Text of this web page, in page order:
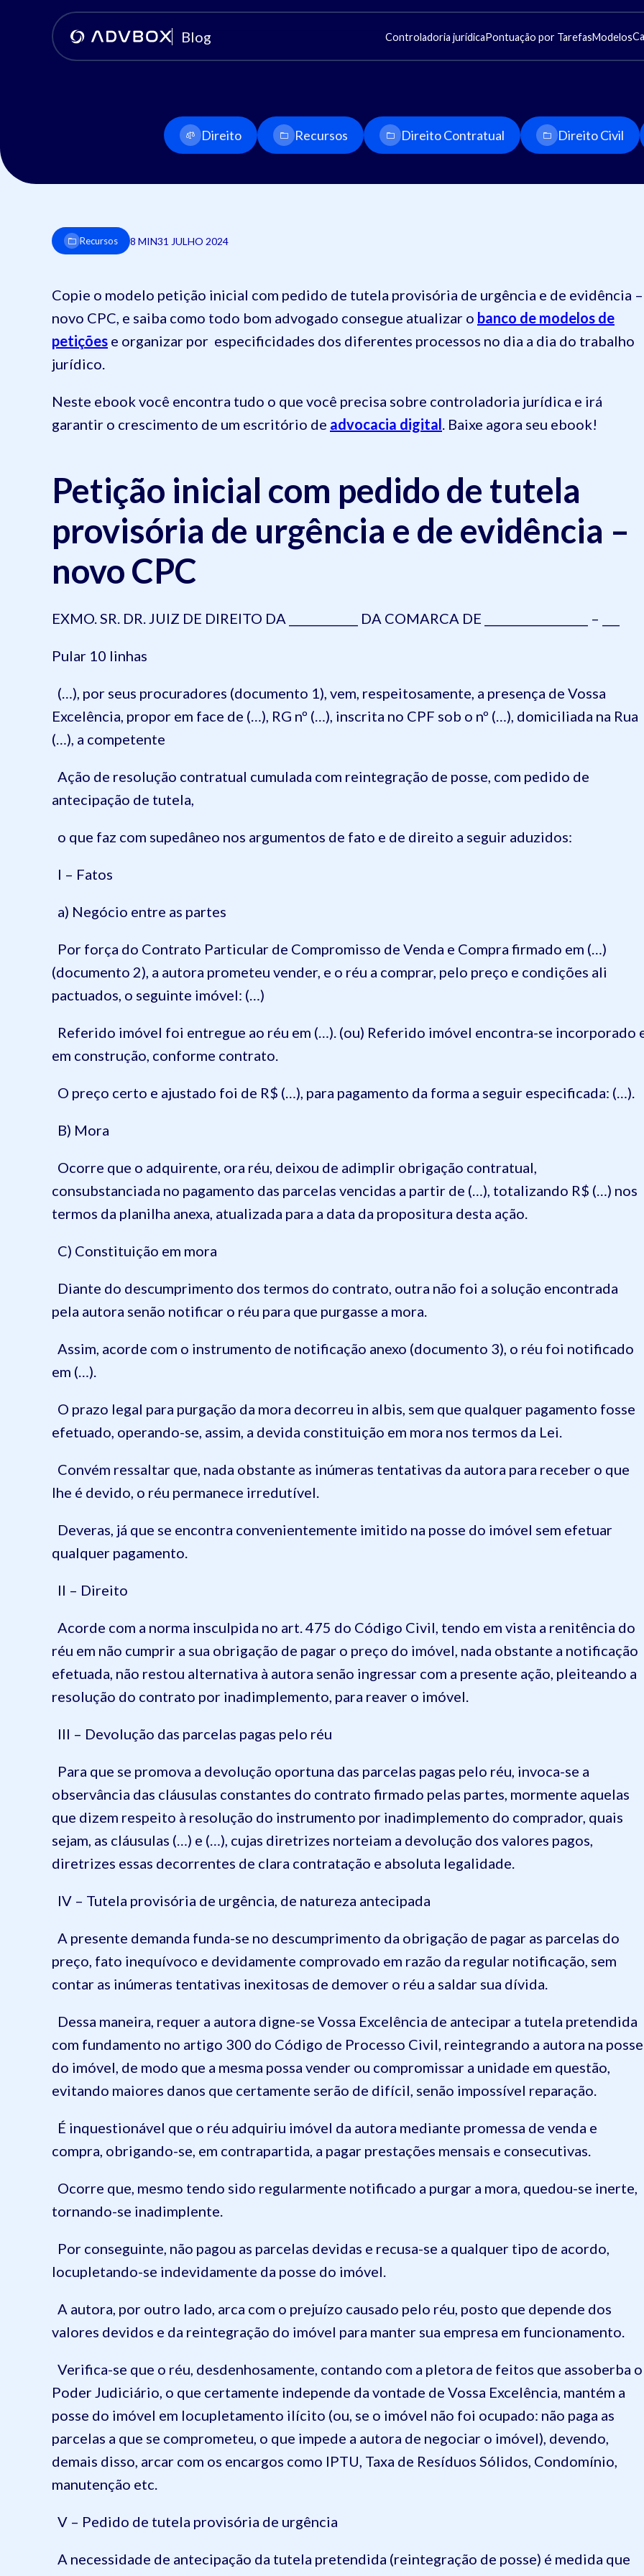
Blog Controladoria jurídicaPontuação por TarefasModelos
Direito Recursos Direito Contratual Direito Civil
Recursos 8 MIN31 JULHO 2024
Copie o modelo petição inicial com pedido de tutela provisória de urgência e de evidência –
novo CPC, e saiba como todo bom advogado consegue atualizar o banco de modelos de
petições e organizar por especificidades dos diferentes processos no dia a dia do trabalho
jurídico.
Neste ebook você encontra tudo o que você precisa sobre controladoria jurídica e irá
garantir o crescimento de um escritório de advocacia digital. Baixe agora seu ebook!
Petição inicial com pedido de tutela
provisória de urgência e de evidência –
novo CPC
EXMO. SR. DR. JUIZ DE DIREITO DA ____________ DA COMARCA DE __________________ – ___
Pular 10 linhas
(…), por seus procuradores (documento 1), vem, respeitosamente, a presença de Vossa
Excelência, propor em face de (…), RG nº (…), inscrita no CPF sob o nº (…), domiciliada na Rua
(…), a competente
Ação de resolução contratual cumulada com reintegração de posse, com pedido de
antecipação de tutela,
o que faz com supedâneo nos argumentos de fato e de direito a seguir aduzidos:
I – Fatos
a) Negócio entre as partes
Por força do Contrato Particular de Compromisso de Venda e Compra firmado em (…)
(documento 2), a autora prometeu vender, e o réu a comprar, pelo preço e condições ali
pactuados, o seguinte imóvel: (…)
Referido imóvel foi entregue ao réu em (…). (ou) Referido imóvel encontra-se incorporado
em construção, conforme contrato.
O preço certo e ajustado foi de R$ (…), para pagamento da forma a seguir especificada: (…).
B) Mora
Ocorre que o adquirente, ora réu, deixou de adimplir obrigação contratual,
consubstanciada no pagamento das parcelas vencidas a partir de (…), totalizando R$ (…) nos
termos da planilha anexa, atualizada para a data da propositura desta ação.
C) Constituição em mora
Diante do descumprimento dos termos do contrato, outra não foi a solução encontrada
pela autora senão notificar o réu para que purgasse a mora.
Assim, acorde com o instrumento de notificação anexo (documento 3), o réu foi notificado
em (…).
O prazo legal para purgação da mora decorreu in albis, sem que qualquer pagamento fosse
efetuado, operando-se, assim, a devida constituição em mora nos termos da Lei.
Convém ressaltar que, nada obstante as inúmeras tentativas da autora para receber o que
lhe é devido, o réu permanece irredutível.
Deveras, já que se encontra convenientemente imitido na posse do imóvel sem efetuar
qualquer pagamento.
II – Direito
Acorde com a norma insculpida no art. 475 do Código Civil, tendo em vista a renitência do
réu em não cumprir a sua obrigação de pagar o preço do imóvel, nada obstante a notificação
efetuada, não restou alternativa à autora senão ingressar com a presente ação, pleiteando a
resolução do contrato por inadimplemento, para reaver o imóvel.
III – Devolução das parcelas pagas pelo réu
Para que se promova a devolução oportuna das parcelas pagas pelo réu, invoca-se a
observância das cláusulas constantes do contrato firmado pelas partes, mormente aquelas
que dizem respeito à resolução do instrumento por inadimplemento do comprador, quais
sejam, as cláusulas (…) e (…), cujas diretrizes norteiam a devolução dos valores pagos,
diretrizes essas decorrentes de clara contratação e absoluta legalidade.
IV – Tutela provisória de urgência, de natureza antecipada
A presente demanda funda-se no descumprimento da obrigação de pagar as parcelas do
preço, fato inequívoco e devidamente comprovado em razão da regular notificação, sem
contar as inúmeras tentativas inexitosas de demover o réu a saldar sua dívida.
Dessa maneira, requer a autora digne-se Vossa Excelência de antecipar a tutela pretendida
com fundamento no artigo 300 do Código de Processo Civil, reintegrando a autora na posse
do imóvel, de modo que a mesma possa vender ou compromissar a unidade em questão,
evitando maiores danos que certamente serão de difícil, senão impossível reparação.
É inquestionável que o réu adquiriu imóvel da autora mediante promessa de venda e
compra, obrigando-se, em contrapartida, a pagar prestações mensais e consecutivas.
Ocorre que, mesmo tendo sido regularmente notificado a purgar a mora, quedou-se inerte,
tornando-se inadimplente.
Por conseguinte, não pagou as parcelas devidas e recusa-se a qualquer tipo de acordo,
locupletando-se indevidamente da posse do imóvel.
A autora, por outro lado, arca com o prejuízo causado pelo réu, posto que depende dos
valores devidos e da reintegração do imóvel para manter sua empresa em funcionamento.
Verifica-se que o réu, desdenhosamente, contando com a pletora de feitos que assoberba o
Poder Judiciário, o que certamente independe da vontade de Vossa Excelência, mantém a
posse do imóvel em locupletamento ilícito (ou, se o imóvel não foi ocupado: não paga as
parcelas a que se comprometeu, o que impede a autora de negociar o imóvel), devendo,
demais disso, arcar com os encargos como IPTU, Taxa de Resíduos Sólidos, Condomínio,
manutenção etc.
V – Pedido de tutela provisória de urgência
A necessidade de antecipação da tutela pretendida (reintegração de posse) é medida que